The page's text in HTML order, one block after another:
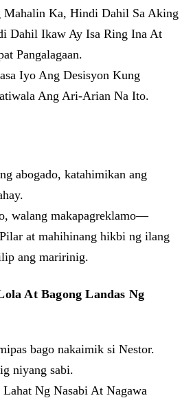
Ka, Hindi Dahil Sa Aking
Dahil Ikaw Ay Isa Ring Ina At
Pangalagaan.
Iyo Ang Desisyon Kung
Ang Ari-Arian Na Ito.
abogado, katahimikan ang
walang makapagreklamo—
at mahihinang hikbi ng ilang
ang maririnig.
At Bagong Landas Ng
bago nakaimik si Nestor.
niyang sabi.
Lahat Ng Nasabi At Nagawa